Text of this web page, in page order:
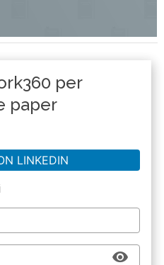
per
paper
LINKEDIN